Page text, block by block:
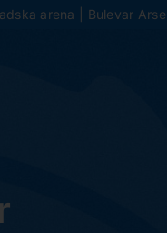
arena | Bulevar